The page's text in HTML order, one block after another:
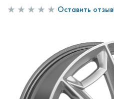
Оставить отзыв